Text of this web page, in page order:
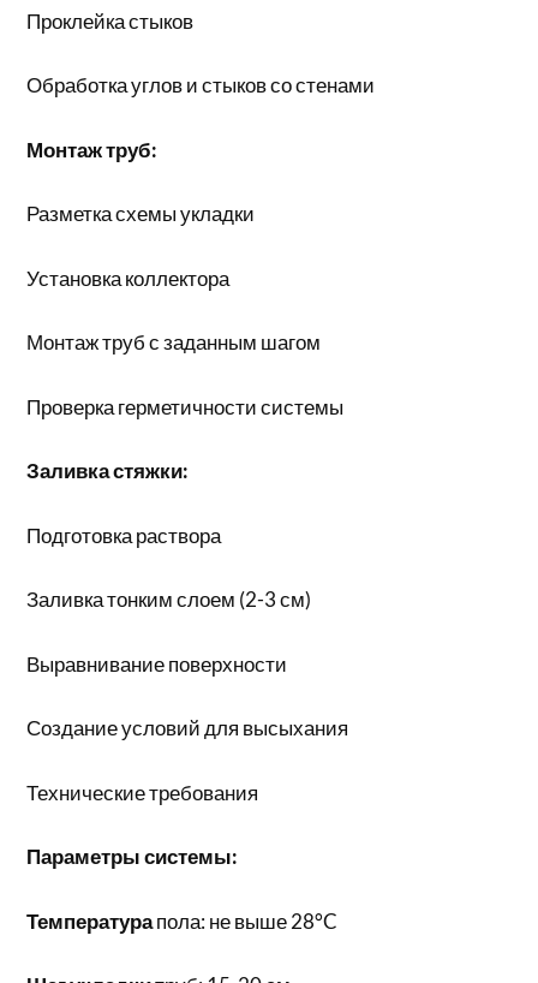
Проклейка стыков
Обработка углов и стыков со стенами
Монтаж труб:
Разметка схемы укладки
Установка коллектора
Монтаж труб с заданным шагом
Проверка герметичности системы
Заливка стяжки:
Подготовка раствора
Заливка тонким слоем (2-3 см)
Выравнивание поверхности
Создание условий для высыхания
Технические требования
Параметры системы:
Температурапола: не выше 28°C